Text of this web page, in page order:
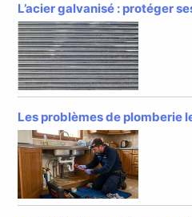
L’acier galvanisé : protéger
Les problèmes de plomberie